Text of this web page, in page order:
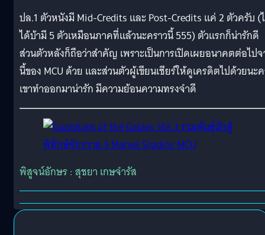
ปล.1 ตัวหนังมี Mid-Credits และ Post-Credits แค่ 2 ตัวครับ (
ได้บ้ามี 5 ตัวเหมือนภาคที่แล้วนะคราวนี้ 555) ตัวแรกก็น่ารักดี
ส่วนตัวหลังก็ถือว่าสำคัญ เพราะเป็นการเปิดเผยอนาคตต่อไป
นี้ของ MCU ด้วย และส่วนตัวผู้เขียนเชียร์ให้ดูเครดิตไปด้วยนะ
เขาทำออกมาน่ารัก มีความย้อนความทรงจำดี
พิสูจน์อักษร : สุชยา เกษจำรัส